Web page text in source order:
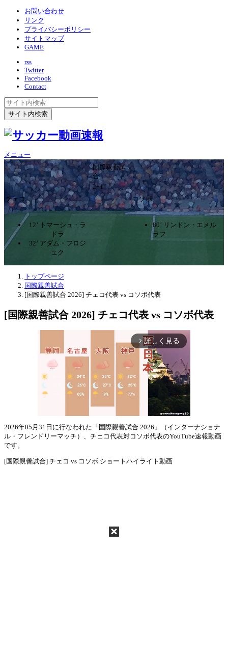
お問い合わせ
リンク
プライバシーポリシー
サイトマップ
GAME
rss
Twitter
Facebook
Contact
メニュー
国際親善試
合
2ｰ1
チェコ
コソボ
12’ トマーシュ・ラ
ドラ
32’ アダム・フロジ
ェク
80’ リンドン・エメル
ラフ
トップページ
国際親善試合
[国際親善試合 2026] チェコ代表 vs コソボ代表
[国際親善試合 2026] チェコ代表 vs コソボ代表
arrow_forward_ios 詳しく見る
2026年05月31日に行なわれた「国際親善試合 2026」（インターナショナ
ル・フレンドリーマッチ）、チェコ代表対コソボ代表のYouTube速報動画
です。
[国際親善試合] チェコ vs コソボ ショートハイライト動画